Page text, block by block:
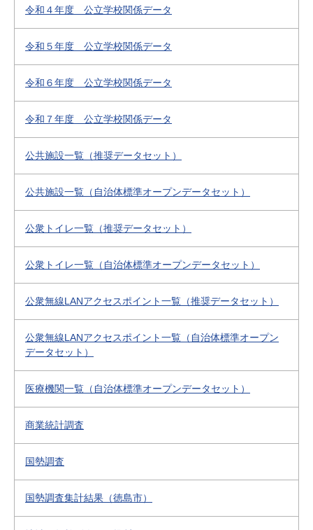
令和４年度 公立学校関係データ
令和５年度 公立学校関係データ
令和６年度 公立学校関係データ
令和７年度 公立学校関係データ
公共施設一覧（推奨データセット）
公共施設一覧（自治体標準オープンデータセット）
公衆トイレ一覧（推奨データセット）
公衆トイレ一覧（自治体標準オープンデータセット）
公衆無線LANアクセスポイント一覧（推奨データセット）
公衆無線LANアクセスポイント一覧（自治体標準オープン
データセット）
医療機関一覧（自治体標準オープンデータセット）
商業統計調査
国勢調査
国勢調査集計結果（徳島市）